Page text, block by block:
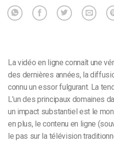
La vidéo en ligne connaît une
des dernières années, la
connu un essor fulgurant. La
L’un des principaux domaines
un impact substantiel est le
en plus, le contenu en ligne
le pas sur la télévision